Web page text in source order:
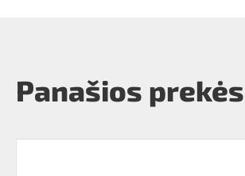
Panašios prekės